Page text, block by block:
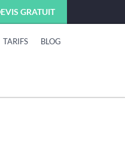
GRATUIT
TARIFS BLOG